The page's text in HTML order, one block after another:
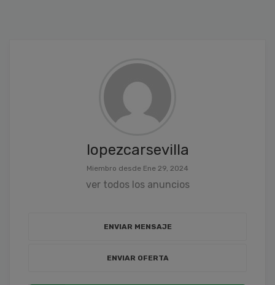
lopezcarsevilla
Miembro desde Ene 29, 2024
ver todos los anuncios
ENVIAR MENSAJE
ENVIAR OFERTA